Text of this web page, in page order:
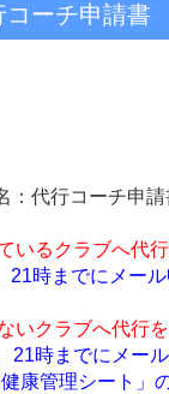
コーチ申請書
： 代行コーチ申
いるクラブへ代
21時までにメー
いクラブへ代行
21時までにメー
康管理シート」